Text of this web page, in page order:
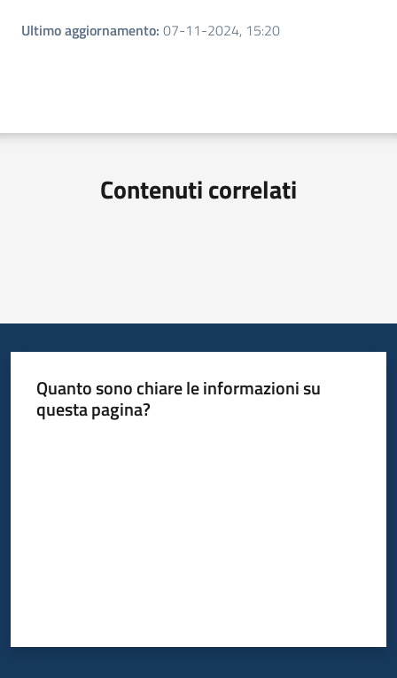
Ultimo aggiornamento: 07-11-2024, 15:20
Contenuti correlati
Quanto sono chiare le informazioni su
questa pagina?